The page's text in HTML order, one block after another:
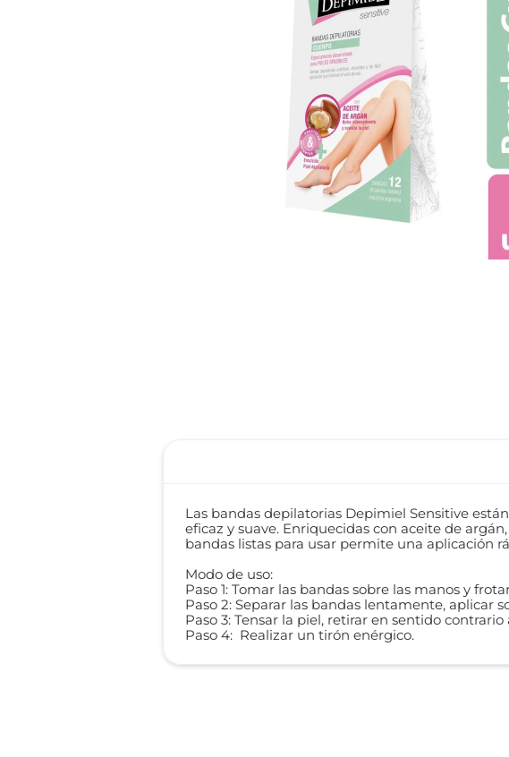
Las bandas depilatorias Depimiel Sensitive
eficaz y suave. Enriquecidas con aceite de
bandas listas para usar permite una aplicación
Modo de uso:
Paso 1: Tomar las bandas sobre las manos y
Paso 2: Separar las bandas lentamente, aplicar
Paso 3: Tensar la piel, retirar en sentido
Paso 4: Realizar un tirón enérgico.
máscara pestañas
roche posay